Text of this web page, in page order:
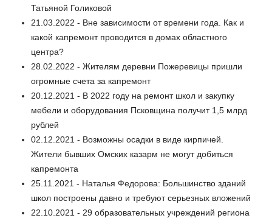
Татьяной Голиковой
21.03.2022 - Вне зависимости от времени года. Как и
какой капремонт проводится в домах областного
центра?
28.02.2022 - Жителям деревни Пожеревицы пришли
огромные счета за капремонт
20.12.2021 - В 2022 году на ремонт школ и закупку
мебели и оборудования Псковщина получит 1,5 млрд
рублей
02.12.2021 - Возможны осадки в виде кирпичей.
Жители бывших Омских казарм не могут добиться
капремонта
25.11.2021 - Наталья Федорова: Большинство зданий
школ построены давно и требуют серьезных вложений
22.10.2021 - 29 образовательных учреждений региона